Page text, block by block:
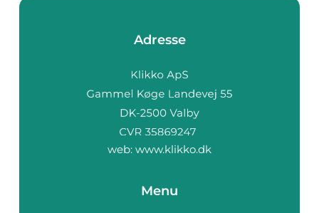
Adresse
web: www.klikko.dk
Menu